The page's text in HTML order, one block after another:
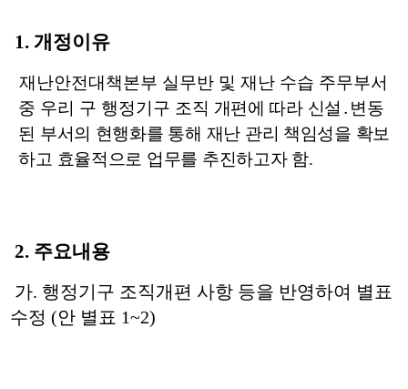
1. 개정이유
재난안전대책본부 실무반 및 재난 수습 주무부서
중 우리 구 행정기구 조직 개편에 따라 신설 ․ 변동
된 부서의 현행화를 통해 재난 관리 책임성을 확보
하고 효율적으로 업무를 추진하고자 함.
2. 주요내용
가. 행정기구 조직개편 사항 등을 반영하여 별표
수정 (안 별표 1~2)